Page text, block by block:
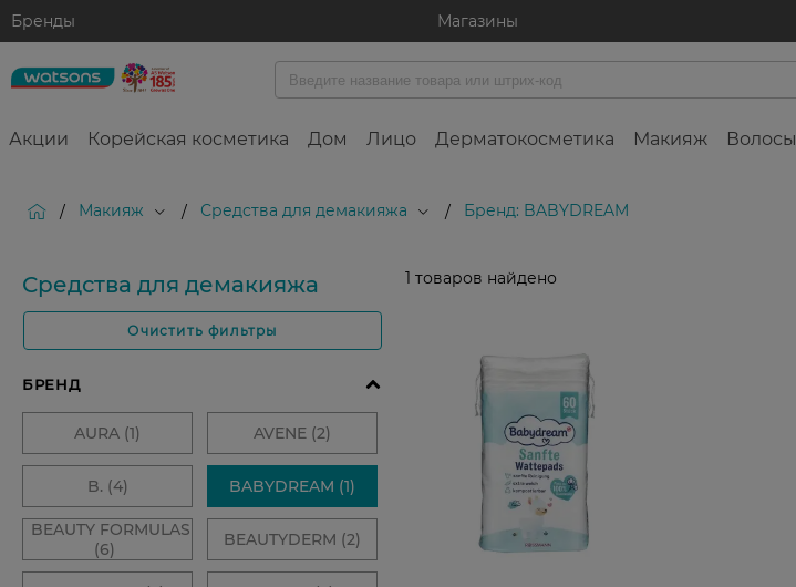
Бренды Магазины
Акции Корейская косметика Дом Лицо Дерматокосметика Макияж Волосы
/ Макияж / Средства для демакияжа / Бренд: BABYDREAM
Средства для демакияжа
Очистить фильтры
1 товаров найдено